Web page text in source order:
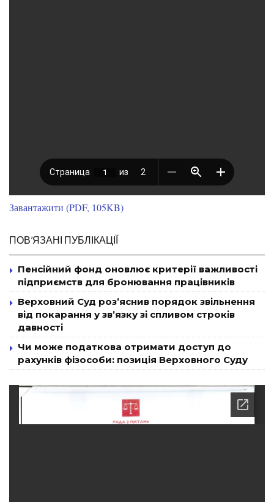
Завантажити (PDF, 105KB)
ПОВ’ЯЗАНІ ПУБЛІКАЦІЇ
Пенсійний фонд оновлює критерії важливості
підприємств для бронювання працівників
Верховний Суд роз’яснив порядок звільнення
від покарання у зв’язку зі спливом строків
давності
Чи може податкова отримати доступ до
рахунків фізособи: позиція Верховного Суду